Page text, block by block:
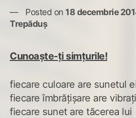
Posted on 18 decembrie
Trepăduș
Cunoaște-ți simțurile!
fiecare culoare are sunetul
fiecare îmbrățișare are
fiecare sunet are tăcerea lui